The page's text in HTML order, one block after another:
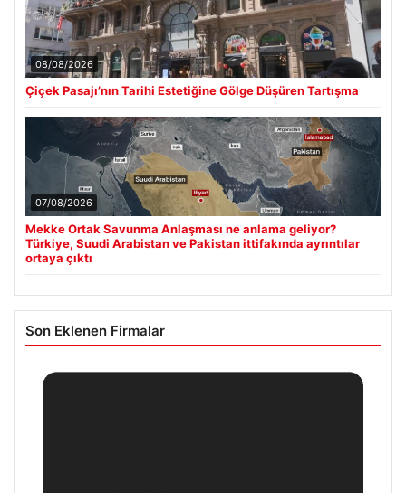
08/08/2026
Çiçek Pasajı’nın Tarihi Estetiğine Gölge Düşüren Tartışma
07/08/2026
Mekke Ortak Savunma Anlaşması ne anlama geliyor?
Türkiye, Suudi Arabistan ve Pakistan ittifakında ayrıntılar
ortaya çıktı
Son Eklenen Firmalar